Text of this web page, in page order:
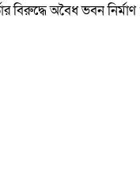
বিরুদ্ধে অবৈধ ভবন নির্মাণ